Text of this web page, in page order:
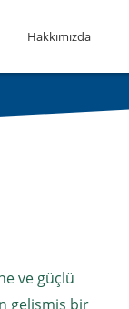
Hakkımızda
ve güçlü
gelişmiş bir